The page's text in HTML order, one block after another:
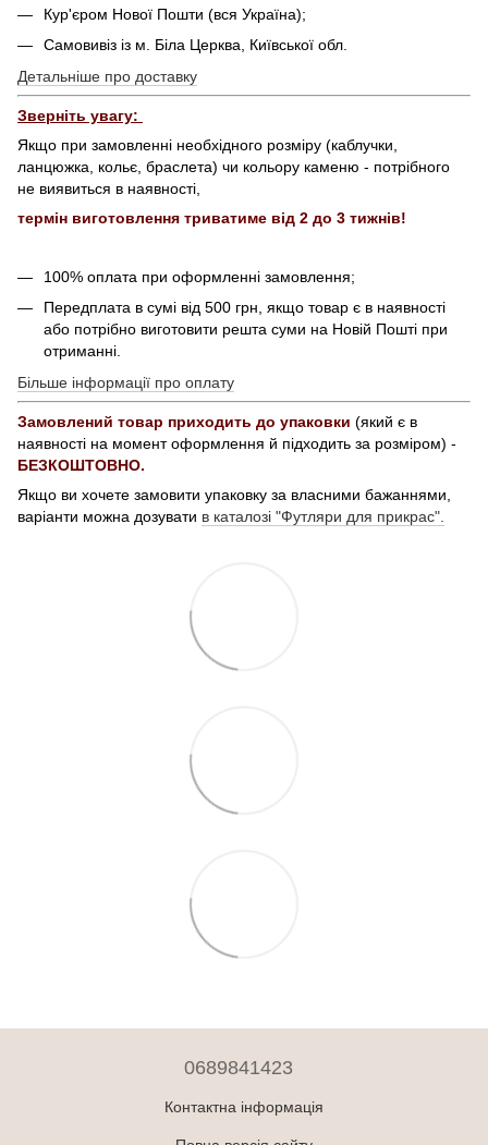
Кур'єром Нової Пошти (вся Україна);
Самовивіз із м. Біла Церква, Київської обл.
Детальніше про доставку
Зверніть увагу:
Якщо при замовленні необхідного розміру (каблучки,
ланцюжка, кольє, браслета) чи кольору каменю - потрібного
не виявиться в наявності,
термін виготовлення триватиме від 2 до 3 тижнів!
100% оплата при оформленні замовлення;
Передплата в сумі від 500 грн, якщо товар є в наявності
або потрібно виготовити решта суми на Новій Пошті при
отриманні.
Більше інформації про оплату
Замовлений товар приходить до упаковки (який є в
наявності на момент оформлення й підходить за розміром) -
БЕЗКОШТОВНО.
Якщо ви хочете замовити упаковку за власними бажаннями,
варіанти можна дозувати в каталозі "Футляри для прикрас".
0689841423
Контактна інформація